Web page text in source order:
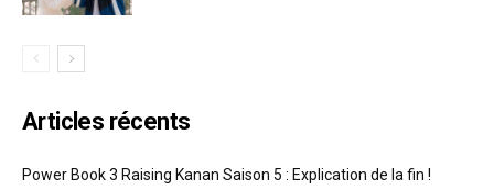
Articles récents
Power Book 3 Raising Kanan Saison 5 : Explication de la fin !